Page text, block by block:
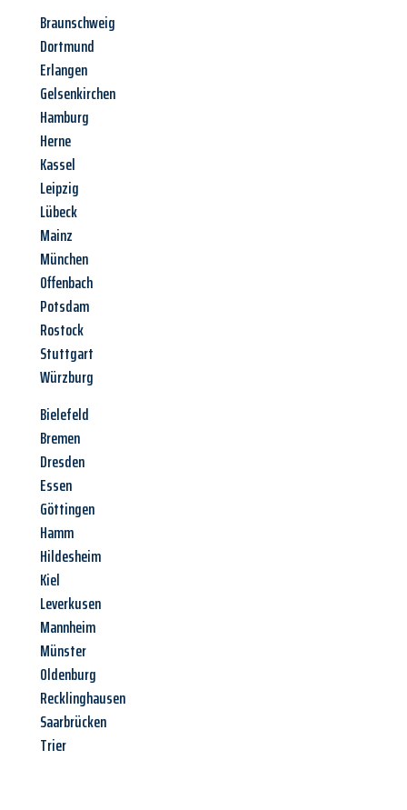
Braunschweig
Dortmund
Erlangen
Gelsenkirchen
Hamburg
Herne
Kassel
Leipzig
Lübeck
Mainz
München
Offenbach
Potsdam
Rostock
Stuttgart
Würzburg
Bielefeld
Bremen
Dresden
Essen
Göttingen
Hamm
Hildesheim
Kiel
Leverkusen
Mannheim
Münster
Oldenburg
Recklinghausen
Saarbrücken
Trier